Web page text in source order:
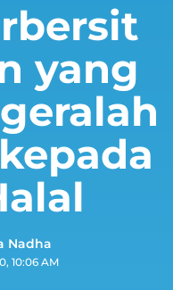
yang
Nadha
10:06 AM